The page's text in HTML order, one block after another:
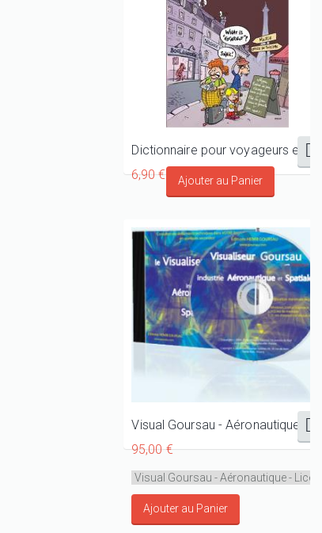
6,90 €
Visual Goursau - Aéronautique
95,00 €